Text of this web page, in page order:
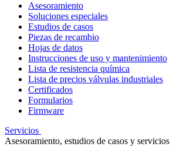
Asesoramiento
Soluciones especiales
Estudios de casos
Piezas de recambio
Hojas de datos
Instrucciones de uso y mantenimiento
Lista de resistencia química
Lista de precios válvulas industriales
Certificados
Formularios
Firmware
Servicios
Asesoramiento, estudios de casos y servicios